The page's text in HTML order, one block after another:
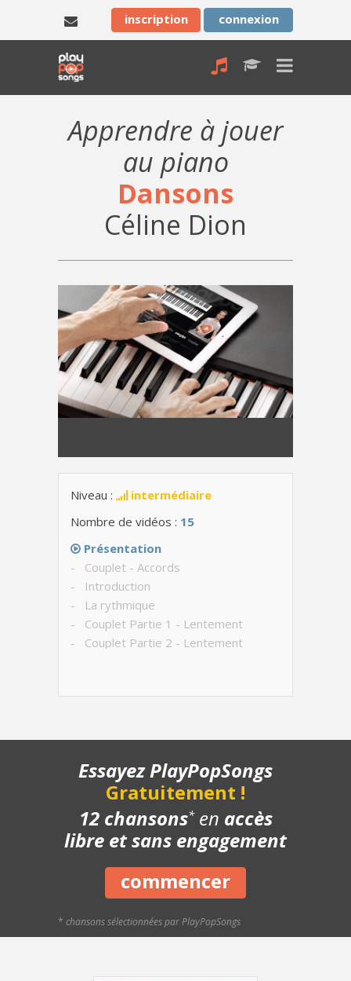
inscription connexion
Apprendre à jouer
au piano
Dansons
Céline Dion
Niveau :
intermédiaire
Nombre de vidéos : 15
Présentation
- Couplet - Accords
- Introduction
- La rythmique
- Couplet Partie 1 - Lentement
- Couplet Partie 2 - Lentement
- Pont - Lentement
- Final - Lentement
- Structure de la chanson
- Chanson complète
- Playback piano
Essayez PlayPopSongs
Gratuitement !
12 chansons*en accès
libre et sans engagement
commencer
* chansons sélectionnées par PlayPopSongs